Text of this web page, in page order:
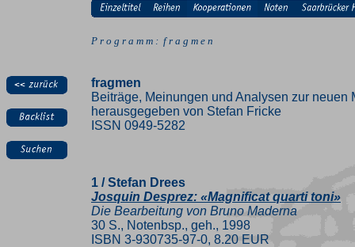
P r o g r a m m : f r a g m e n
fragmen
Beiträge, Meinungen und Analysen zur neuen
herausgegeben von Stefan Fricke
ISSN 0949-5282
1 / Stefan Drees
Josquin Desprez: «Magnificat quarti toni»
Die Bearbeitung von Bruno Maderna
30 S., Notenbsp., geh., 1998
ISBN 3-930735-97-0, 8.20 EUR